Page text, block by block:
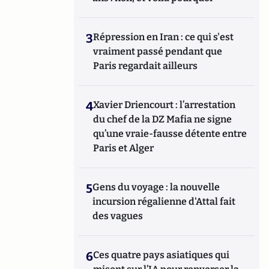
3Répression en Iran : ce qui s'est
vraiment passé pendant que
Paris regardait ailleurs
4Xavier Driencourt : l’arrestation
du chef de la DZ Mafia ne signe
qu’une vraie-fausse détente entre
Paris et Alger
5Gens du voyage : la nouvelle
incursion régalienne d'Attal fait
des vagues
6Ces quatre pays asiatiques qui